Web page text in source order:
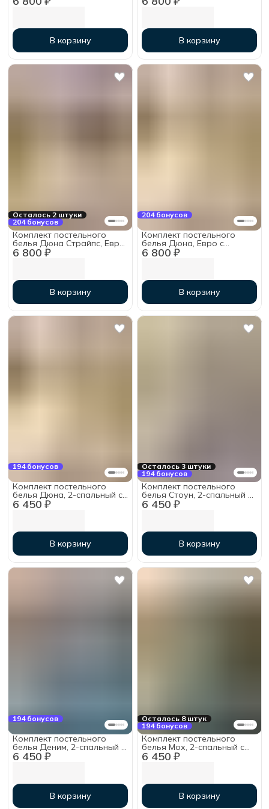
160х200х30, хлопок
В корзину
160х200х30, хлопок
В корзину
Осталось 2 штуки
204 бонусов
6 800 ₽
Комплект постельного
белья Дюна Страйпс, Евро
с простыней на резинке
160х200х30, хлопок
В корзину
204 бонусов
6 800 ₽
Комплект постельного
белья Дюна, Евро с
простыней на резинке
160х200х30, хлопок
В корзину
194 бонусов
6 450 ₽
Комплект постельного
белья Дюна, 2-спальный с
простыней на резинке
В корзину
Осталось 3 штуки
194 бонусов
6 450 ₽
Комплект постельного
белья Стоун, 2-спальный с
простыней на резинке
В корзину
194 бонусов
6 450 ₽
Комплект постельного
белья Деним, 2-спальный с
простыней на резинке
160х200х30, хлопок
В корзину
Осталось 8 штук
194 бонусов
6 450 ₽
Комплект постельного
белья Мох, 2-спальный с
простыней на резинке
160х200х30, хлопок
В корзину